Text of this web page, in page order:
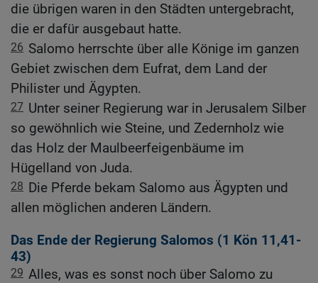
die übrigen waren in den Städten untergebracht,
die er dafür ausgebaut hatte.
26 Salomo herrschte über alle Könige im ganzen
Gebiet zwischen dem Eufrat, dem Land der
Philister und Ägypten.
27 Unter seiner Regierung war in Jerusalem Silber
so gewöhnlich wie Steine, und Zedernholz wie
das Holz der Maulbeerfeigenbäume im
Hügelland von Juda.
28 Die Pferde bekam Salomo aus Ägypten und
allen möglichen anderen Ländern.
Das Ende der Regierung Salomos (1 Kön 11,41-
43)
29 Alles, was es sonst noch über Salomo zu